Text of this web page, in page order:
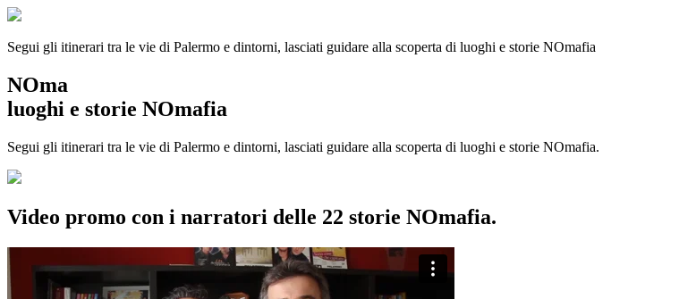
Segui gli itinerari tra le vie di Palermo e dintorni, lasciati guidare alla scoperta di luoghi e storie NOmafia
NOma
luoghi e storie NOmafia
Segui gli itinerari tra le vie di Palermo e dintorni, lasciati guidare alla scoperta di luoghi e storie NOmafia.
Video promo con i narratori delle 22 storie NOmafia.